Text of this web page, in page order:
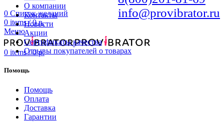
0 Список желаний
0 items / 0р.
Меню
0 items / 0р.
info@provibrator.ru
О компании
Контакты
Новости
Акции
Сертификаты качества
Отзывы покупателей о товарах
Помощь
Помощь
Оплата
Доставка
Гарантии